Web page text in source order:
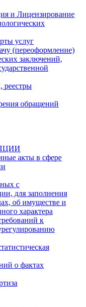
и Лицензирование
услуг
(переоформление)
заключений,
реестры
обращений
акты в сфере
с
для заполнения
об имуществе и
характера
к
о фактах